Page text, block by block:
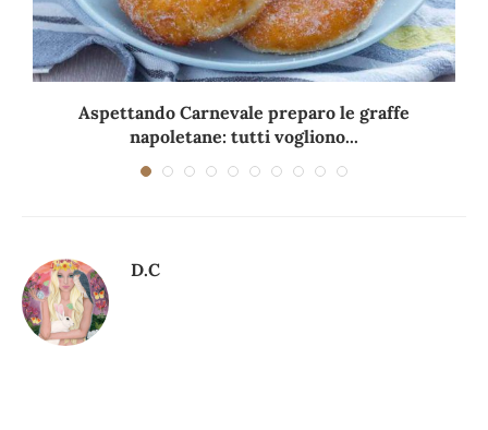
Aspettando Carnevale preparo le graffe
napoletane: tutti vogliono...
D.C